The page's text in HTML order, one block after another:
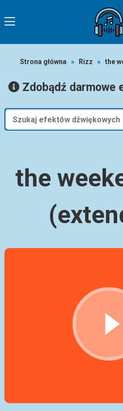
Strona główna » Rizz » the
Zdobądź darmowe
the